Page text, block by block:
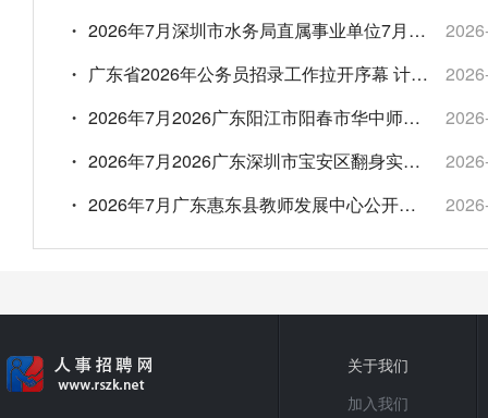
2026年7月深圳市水务局直属事业单位7月公开招聘员额制工作人员公告
广东省2026年公务员招录工作拉开序幕 计划招录约1.8万人
2026年7月2026广东阳江市阳春市华中师范大学阳春实验学校选调高中教师35人简章
2026年7月2026广东深圳市宝安区翻身实验学校（西校区）招聘小学科学、初高中各科教师简章
2026年7月广东惠东县教师发展中心公开选调研训员公告
关于我们
加入我们